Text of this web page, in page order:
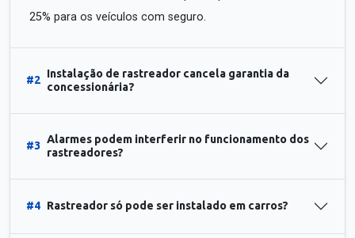
25% para os veículos com seguro.
#2
Instalação de rastreador cancela garantia da
concessionária?
#3
Alarmes podem interferir no funcionamento dos
rastreadores?
#4 Rastreador só pode ser instalado em carros?